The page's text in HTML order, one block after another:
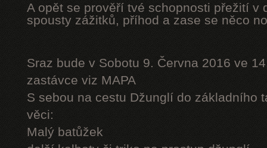
A opět se prověří tvé schopnosti přežití v
spousty zážitků, příhod a zase se něco
Sraz bude v Sobotu 9. Června 2016 ve
zastávce viz MAPA
S sebou na cestu Džunglí do základního
věci:
Malý batůžek